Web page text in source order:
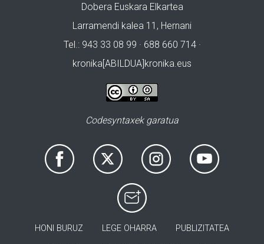
Dobera Euskara Elkartea
Larramendi kalea 11, Hernani
Tel.: 943 33 08 99 · 688 660 714 ·
kronika[ABILDUA]kronika.eus
Codesyntaxek garatua
HONI BURUZ LEGE OHARRA PUBLIZITATEA